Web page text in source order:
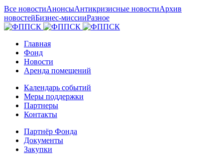
Все новостиАнонсыАнтикризисные новостиАрхив
новостейБизнес-миссииРазное
Главная
Фонд
Новости
Аренда помещений
Календарь событий
Меры поддержки
Партнеры
Контакты
Партнёр Фонда
Документы
Закупки